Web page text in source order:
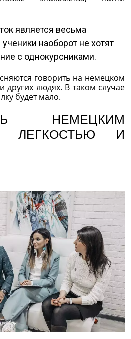
является весьма
наоборот не хотят
с однокурсниками.
говорить на немецком
людях. В таком случае
будет мало.
НЕМЕЦКИМ
И